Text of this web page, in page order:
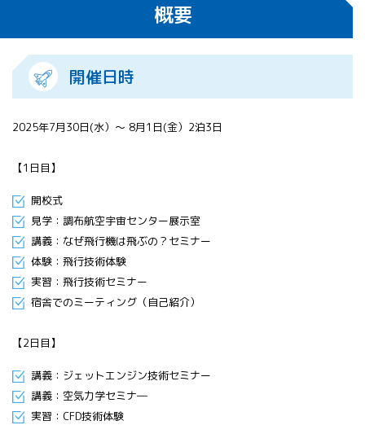
APRSAF（ア
ジア太平洋
地域宇宙機
APRSAF宇宙
ターコンテ
スト
宇宙教育会
ム
概要
開催日時
2025年7月30日(水）～ 8月1日(金）2泊3日
【1日目】
開校式
見学：調布航空宇宙センター展示室
講義：なぜ飛行機は飛ぶの？セミナー
体験：飛行技術体験
実習：飛行技術セミナー
宿舎でのミーティング（自己紹介）
【2日目】
講義：ジェットエンジン技術セミナー
講義：空気力学セミナ―
実習：CFD技術体験